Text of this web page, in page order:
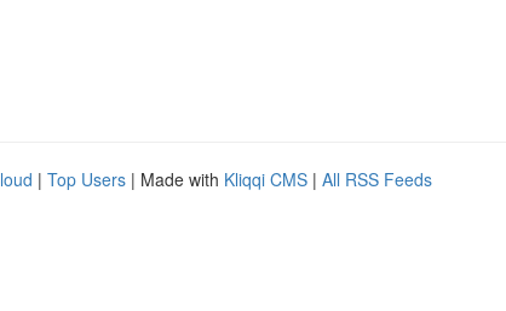
| Top Users | Made with Kliqqi CMS | All RSS Feeds